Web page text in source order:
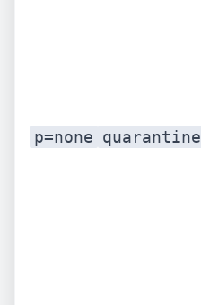
p=none quarantine